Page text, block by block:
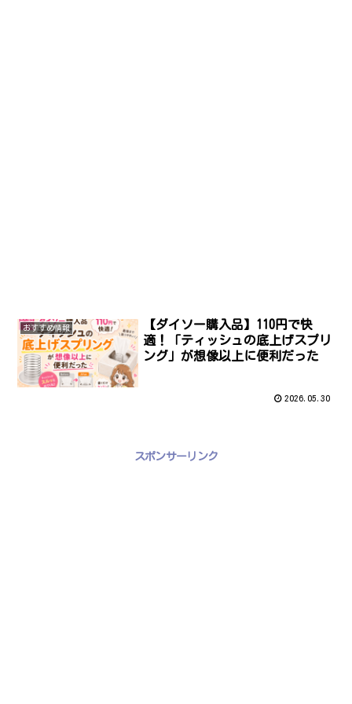
おすすめ情報
【ダイソー購入品】110円で快
適！「ティッシュの底上げスプリ
ング」が想像以上に便利だった
2026.05.30
スポンサーリンク